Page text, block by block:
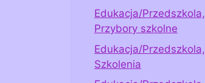
Edukacja/Przedszkola,
Przybory szkolne
Edukacja/Przedszkola,
Szkolenia